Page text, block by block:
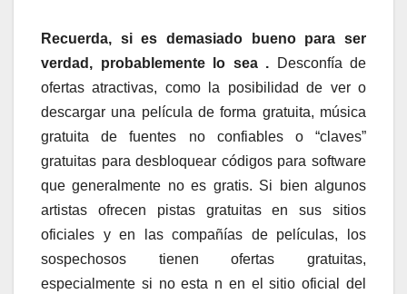
Recuerda, si es demasiado bueno para ser
verdad, probablemente lo sea . Desconfía de
ofertas atractivas, como la posibilidad de ver o
descargar una película de forma gratuita, música
gratuita de fuentes no confiables o “claves”
gratuitas para desbloquear códigos para software
que generalmente no es gratis. Si bien algunos
artistas ofrecen pistas gratuitas en sus sitios
oficiales y en las compañías de películas, los
sospechosos tienen ofertas gratuitas,
especialmente si no esta n en el sitio oficial del